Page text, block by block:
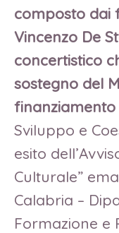
composto dai
Vincenzo De
concertistico
sostegno del
finanziamento
Sviluppo e
esito
Culturale”
Calabria –
Formazione e